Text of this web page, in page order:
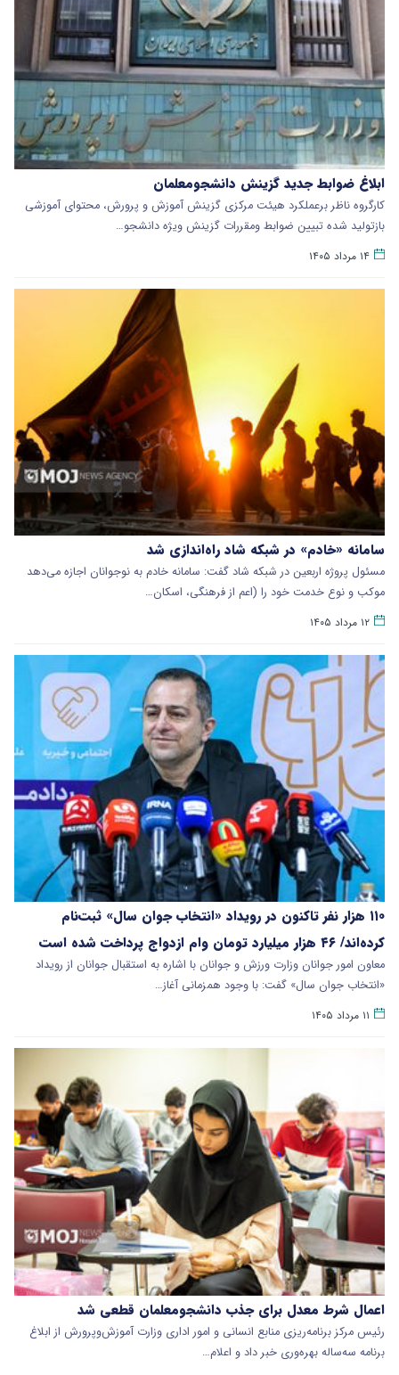
ابلاغ ضوابط جدید گزینش دانشجومعلمان
کارگروه ناظر برعملکرد هیئت مرکزی گزینش آموزش و پرورش، محتوای آموزشی
بازتولید شده تبیین ضوابط ومقررات گزینش ویژه دانشجو…
۱۴ مرداد ۱۴۰۵
سامانه «خادم» در شبکه شاد راه‌اندازی شد
مسئول پروژه اربعین در شبکه شاد گفت: سامانه خادم به نوجوانان اجازه می‌دهد
موکب و نوع خدمت خود را (اعم از فرهنگی، اسکان…
۱۲ مرداد ۱۴۰۵
۱۱۰ هزار نفر تاکنون در رویداد «انتخاب جوان سال» ثبت‌نام
کرده‌اند/ ۴۶ هزار میلیارد تومان وام ازدواج پرداخت شده است
معاون امور جوانان وزارت ورزش و جوانان با اشاره به استقبال جوانان از رویداد
«انتخاب جوان سال» گفت: با وجود همزمانی آغاز…
۱۱ مرداد ۱۴۰۵
اعمال شرط معدل برای جذب دانشجومعلمان قطعی شد
رئیس مرکز برنامه‌ریزی منابع انسانی و امور اداری وزارت آموزش‌وپرورش از ابلاغ
برنامه سه‌ساله بهره‌وری خبر داد و اعلام…